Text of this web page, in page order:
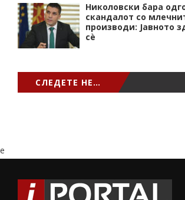
Николовски бара
скандалот со
производи: Јавното
сѐ
СЛЕДЕТЕ НЕ…
e